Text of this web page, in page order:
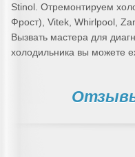
Stinol. Отремонтируем
Фрост), Vitek, Whirlpool,
Вызвать мастера для
холодильника вы можете